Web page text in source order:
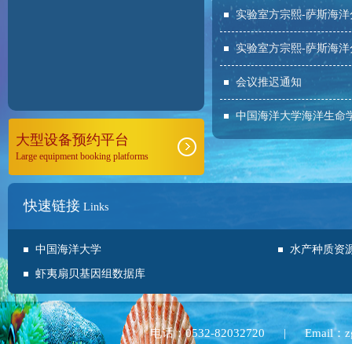
大型设备预约平台
Large equipment booking platforms
实验室方宗熙-萨斯海
实验室方宗熙-萨斯海
会议推迟通知
中国海洋大学海洋生命
快速链接 Links
中国海洋大学 水产种质资
虾夷扇贝基因组数据库
电话：0532-82032720 | Email：